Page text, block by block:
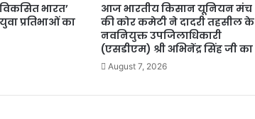
भारत’
प्रतिभाओं का
आज भारतीय किसान यूनियन मंच
की कोर कमेटी ने दादरी तहसील के
नवनियुक्त उपजिलाधिकारी
(एसडीएम) श्री अभिनेंद्र सिंह जी का
August 7, 2026